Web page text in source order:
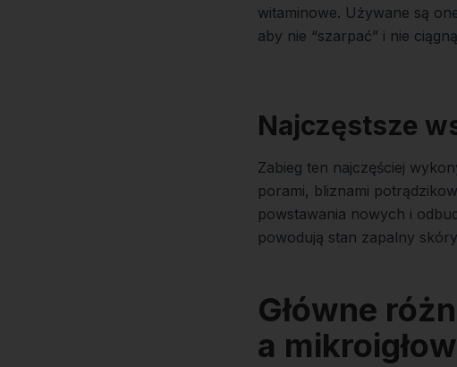
witaminowe. Używane są
aby nie “szarpać” i nie
Najczęstsze
Zabieg ten najczęściej
porami, bliznami
powstawania nowych i
powodują stan zapalny
Główne
a